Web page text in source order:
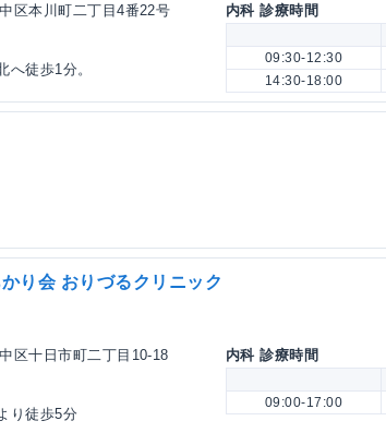
区本川町二丁目4番22号
へ徒歩1分。
内科 診療時間
09:30-12:30
14:30-18:00
り会 おりづるクリニック
区十日市町二丁目10-18
り徒歩5分
内科 診療時間
09:00-17:00